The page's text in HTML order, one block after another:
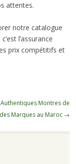
attentes.
notre catalogue
l’assurance
prix compétitifs et
Montres de
Marques au Maroc →